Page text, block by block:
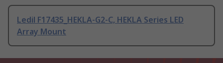
Ledil F17435_HEKLA-G2-C, HEKLA Series LED
Array Mount